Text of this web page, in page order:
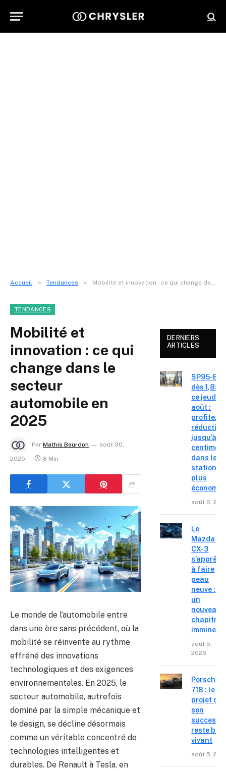
Accueil » Tendances » Mobilité et innovation : ce qui change dans le secteur automobile en 2025
TENDANCES
Mobilité et
innovation : ce qui
change dans le
secteur
automobile en
2025
Par Mathis Bourdon
août 30,
2025
8 Min
Le monde de l’automobile entre
dans une ère sans précédent, où la
mobilité se réinvente au rythme
effréné des innovations
technologiques et des exigences
environnementales. En 2025, le
secteur automobile, autrefois
dominé par la simple mécanique et
le design, se décline désormais
comme un véritable concentré de
technologies intelligentes et
durables. De Renault à Tesla, en
DERNIERS
ARTICLES
SP95-E10
dès 1,85
ce jeudi 6
août :
profitez
jusqu’à 15
centimes
dans les
stations
plus
août 6,
Le
Mazda
CX-3
s’apprête
à faire
peau
neuve :
un
nouveau
chapitre
imminent
août 5,
2026
Porsche
718 : le
projet de
son
reste bien
vivant
août 5,